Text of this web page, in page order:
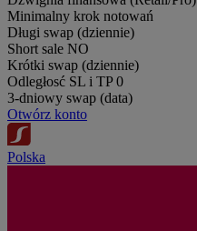
Minimalny krok notowań
Długi swap (dziennie)
Short sale NO
Krótki swap (dziennie)
Odległosć SL i TP 0
3-dniowy swap (data)
Otwórz konto
Polska